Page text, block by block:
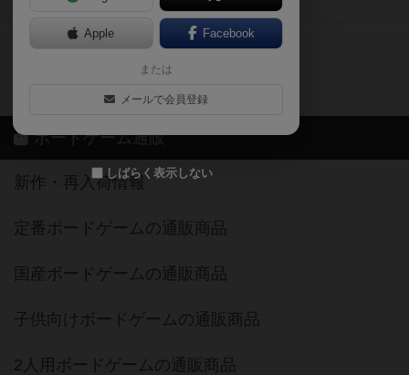
Apple Facebook
または
メールで会員登録
しばらく表示しない
ボードゲーム業界コラム
ボドゲーマご利用案内
ボードゲーム通販
新作・再入荷情報
定番ボードゲームの通販商品
国産ボードゲームの通販商品
子供向けボードゲームの通販商品
2人用ボードゲームの通販商品